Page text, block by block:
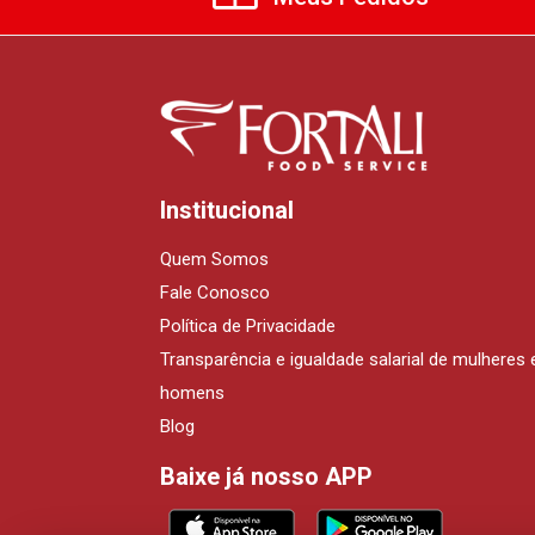
Institucional
Quem Somos
Fale Conosco
Política de Privacidade
Transparência e igualdade salarial de mulheres
homens
Blog
Baixe já nosso APP